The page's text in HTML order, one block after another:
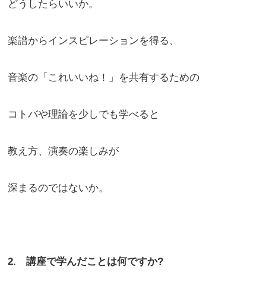
どうしたらいいか。
楽譜からインスピレーションを得る、
音楽の「これいいね！」を共有するための
コトバや理論を少しでも学べると
教え方、演奏の楽しみが
深まるのではないか。
2. 講座で学んだことは何ですか?